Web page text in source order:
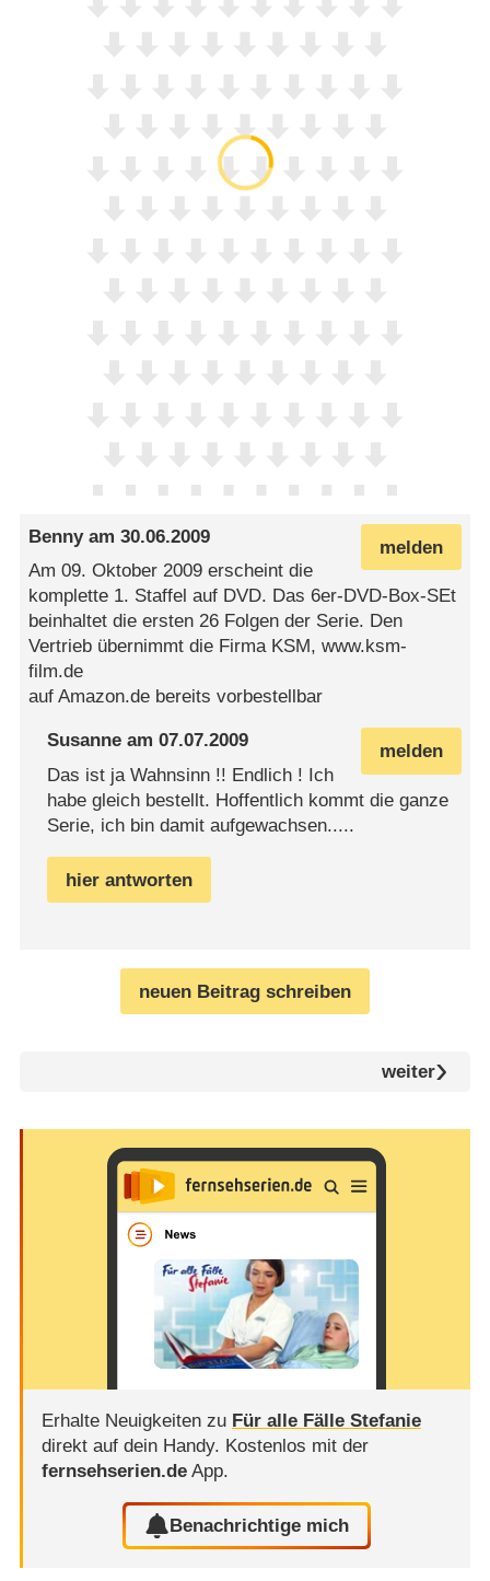
melden
Bennyam30.06.2009
Am 09. Oktober 2009 erscheint die
komplette 1. Staffel auf DVD. Das 6er-DVD-Box-SEt
beinhaltet die ersten 26 Folgen der Serie. Den
Vertrieb übernimmt die Firma KSM, www.ksm-
film.de
auf Amazon.de bereits vorbestellbar
melden
Susanne am07.07.2009
Das ist ja Wahnsinn !! Endlich ! Ich
habe gleich bestellt. Hoffentlich kommt die ganze
Serie, ich bin damit aufgewachsen.....
hier antworten
neuen Beitrag schreiben
weiter
Erhalte Neuigkeiten zu Für alle Fälle Stefanie
direkt auf dein Handy. Kostenlos mit der
fernsehserien.deApp.
Benachrichtige mich